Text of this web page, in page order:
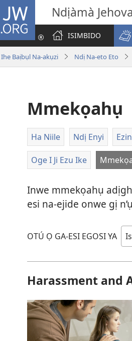
JW.ORG Ndịàmà Jehova
ISIMBIDO
Ihe Baịbụl Na-akụzi Ndị Na-eto Eto
Mmekọahụ
Ha Niile Ndị Enyi
Oge I Ji Ezu Ike
Inwe mmekọahụ
esi na-ejide onwe gị
OTÚ Ọ GA-ESI EGOSI YA
Harassment and